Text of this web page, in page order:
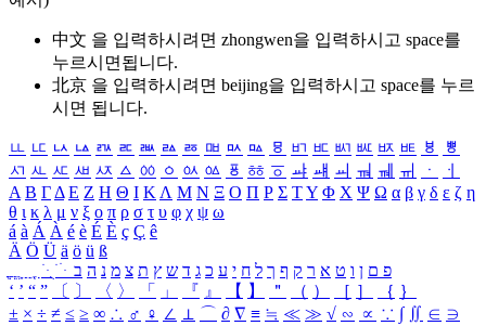
中文 을 입력하시려면 zhongwen을 입력하시고 space를
누르시면됩니다.
北京 을 입력하시려면 beijing을 입력하시고 space를 누르
시면 됩니다.
ㅥ ㅦ ㅧ ㅨ ㅩ ㅪ ㅫ ㅬ ㅭ ㅮ ㅯ ㅰ ㅱ ㅲ ㅳ ㅴ ㅵ ㅶ ㅷ ㅸ
ㅹ
ㅺ ㅻ ㅼ ㅽ ㅾ ㅿ ㆀ ㆁ ㆂ ㆃ ㆄ ㆅ ㆆ ㆇ ㆈ ㆉ ㆊ ㆋ ㆌ ㆍ
ㆎ
Α Β ΓΔ Ε Ζ Η Θ Ι ΚΛ Μ Ν Ξ Ο Π Ρ Σ ΤΥ Φ Χ Ψ Ω α β γ δ ε ζ η
θ ι κ λ μ ν ξ ο π ρ σ τ υ φ χ ψ ω
á à Á À é è É È ç Ç ê
Ä Ö Ü ä ö ü ß
ִֶֹ ֻּ ׁׂ פ ם ן ו ט א ר ק ף ך ל ח י ע כ ג ד ש ץ ת צ מ נ ה ב
‘ ’ “ ” 〔 〕 〈 〉 「 」 『 』 【 】 ＂ （ ） ［ ］ ｛ ｝
± × ÷ ≠ ≤ ≥ ∞ ∴ ♂ ♀ ∠ ⊥ ⌒ ∂ ∇ ≡ ≒ ≪ ≫ √ ∽ ∝ ∵ ∫ ∬ ∈ ∋